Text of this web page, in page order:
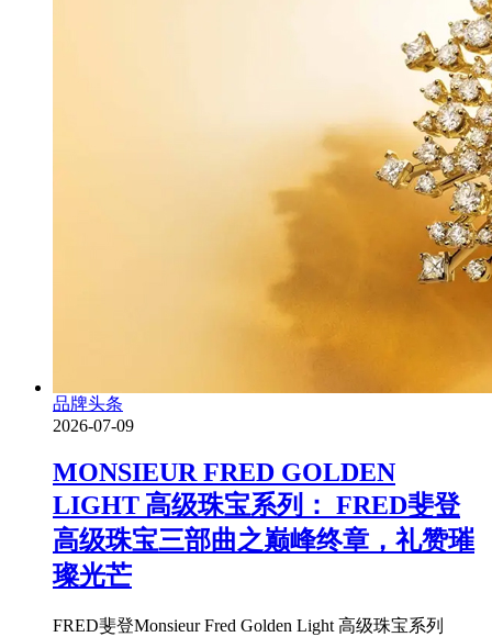
品牌头条
2026-07-09
MONSIEUR FRED GOLDEN
LIGHT 高级珠宝系列： FRED斐登
高级珠宝三部曲之巅峰终章，礼赞璀
璨光芒
FRED斐登Monsieur Fred Golden Light 高级珠宝系列